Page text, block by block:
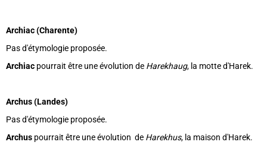
Archiac (Charente)
Pas d'étymologie proposée.
Archiac pourrait être une évolution de Harekhaug, la motte d'Harek.
Archus (Landes)
Pas d'étymologie proposée.
Archus pourrait être une évolution de Harekhus, la maison d'Harek.